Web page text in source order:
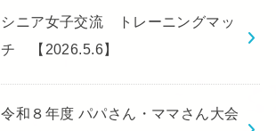
シニア女子交流 トレーニングマッ
チ 【2026.5.6】
令和８年度 パパさん・ママさん大会